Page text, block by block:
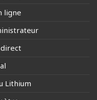
ligne
Lithium